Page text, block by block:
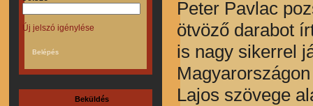
Új jelszó igénylése
Beküldés
Peter Pavlac
ötvöző darabot
is nagy sikerrel
Lajos szövege